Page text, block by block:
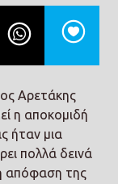
Αρετάκης
η αποκομιδή
ήταν μια
πολλά δεινά
απόφαση της